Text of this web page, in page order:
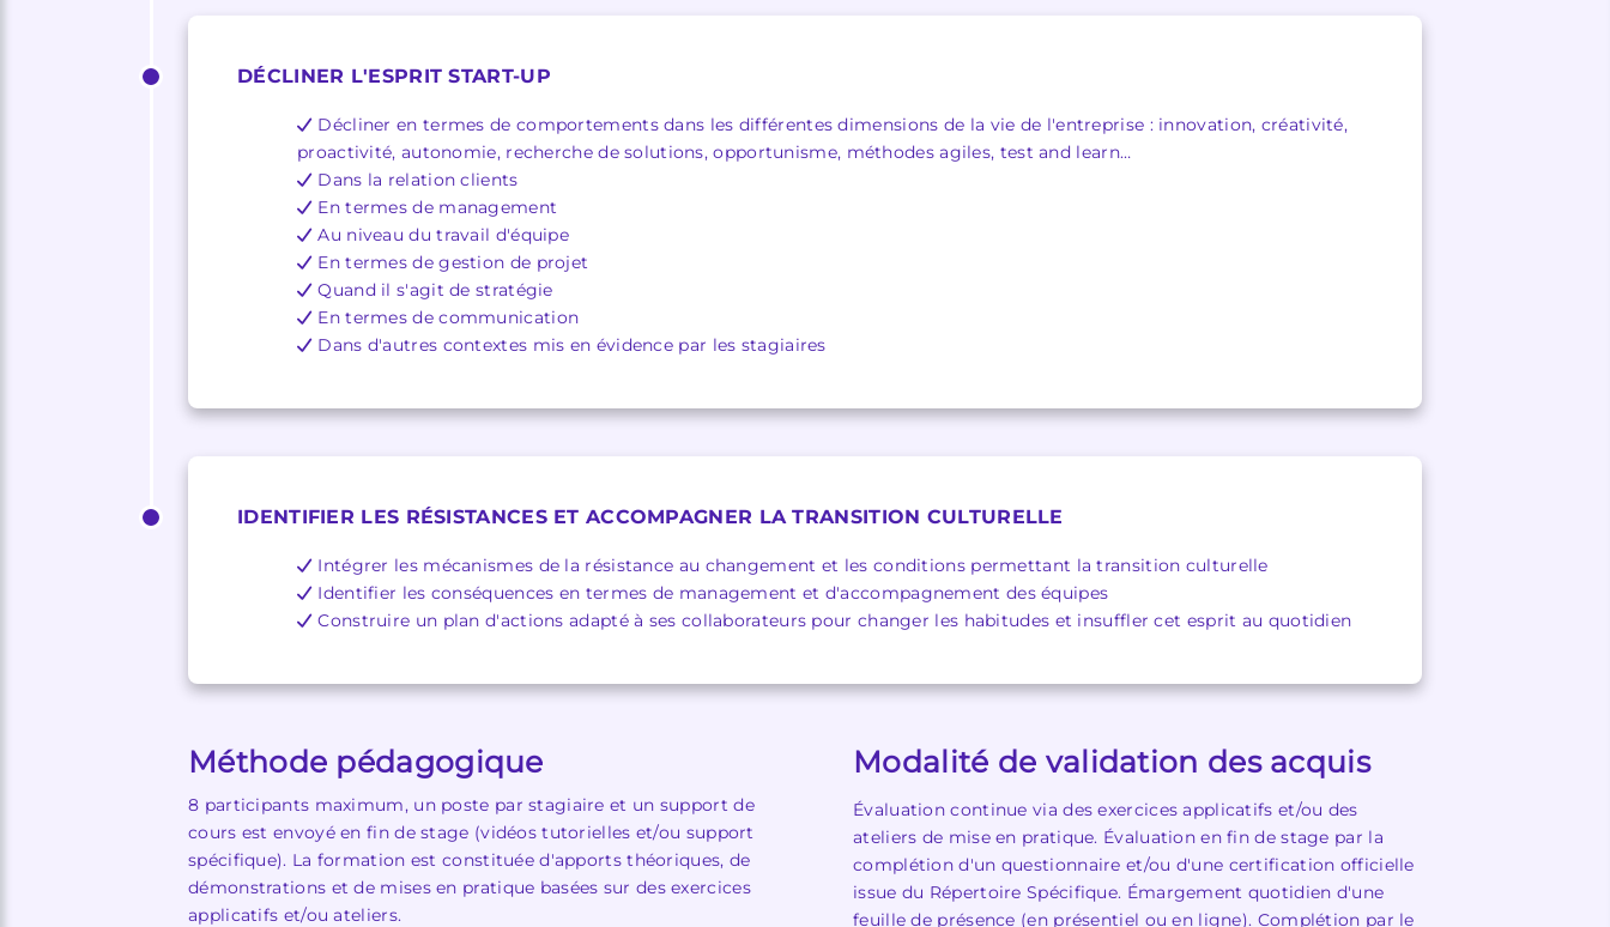
DÉCLINER L'ESPRIT START-UP
Décliner en termes de comportements dans les différentes dimensions de la vie de l'entreprise : innovation, créativité,
proactivité, autonomie, recherche de solutions, opportunisme, méthodes agiles, test and learn…
Dans la relation clients
En termes de management
Au niveau du travail d'équipe
En termes de gestion de projet
Quand il s'agit de stratégie
En termes de communication
Dans d'autres contextes mis en évidence par les stagiaires
IDENTIFIER LES RÉSISTANCES ET ACCOMPAGNER LA TRANSITION CULTURELLE
Intégrer les mécanismes de la résistance au changement et les conditions permettant la transition culturelle
Identifier les conséquences en termes de management et d'accompagnement des équipes
Construire un plan d'actions adapté à ses collaborateurs pour changer les habitudes et insuffler cet esprit au quotidien
Méthode pédagogique
8 participants maximum, un poste par stagiaire et un support de
cours est envoyé en fin de stage (vidéos tutorielles et/ou support
spécifique). La formation est constituée d'apports théoriques, de
démonstrations et de mises en pratique basées sur des exercices
applicatifs et/ou ateliers.
Modalité de validation des acquis
Évaluation continue via des exercices applicatifs et/ou des
ateliers de mise en pratique. Évaluation en fin de stage par la
complétion d'un questionnaire et/ou d'une certification officielle
issue du Répertoire Spécifique. Émargement quotidien d'une
feuille de présence (en présentiel ou en ligne). Complétion par le